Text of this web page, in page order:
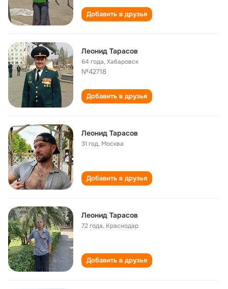
Добавить в друзья
Леонид Тарасов
64 года,Хабаровск
№42718
Добавить в друзья
Леонид Тарасов
31 год, Москва
Добавить в друзья
Леонид Тарасов
72 года, Краснодар
Добавить в друзья